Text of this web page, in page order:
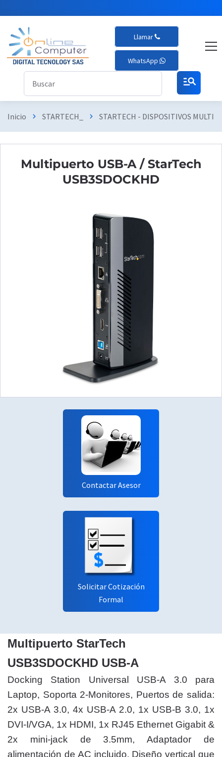
Llamar
WhatsApp
manage_search
Inicio chevron_right STARTECH_ chevron_right STARTECH - DISPOSITIVOS
Multipuerto USB-A / StarTech
USB3SDOCKHD
Contactar Asesor
Solicitar Cotización
Formal
Multipuerto StarTech
USB3SDOCKHD USB-A
Docking Station Universal USB-A 3.0 para
Laptop, Soporta 2-Monitores, Puertos de salida:
2x USB-A 3.0, 4x USB-A 2.0, 1x USB-B 3.0, 1x
DVI-I/VGA, 1x HDMI, 1x RJ45 Ethernet Gigabit &
2x mini-jack de 3.5mm, Adaptador de
alimentación de AC incluido, Diseño vertical que